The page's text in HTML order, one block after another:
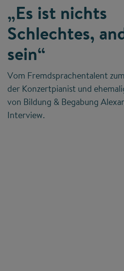
„Es ist nichts
Schlechtes,
sein“
Vom Fremdsprachentalent
der Konzertpianist und
von Bildung & Begabung
Interview.